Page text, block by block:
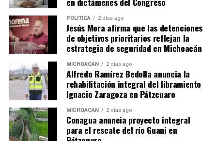
Relacionado
Paulina Rubio y Colate,
Solicitan orden de retención
POLÍTICA 2 días ago
Jesús Mora afirma que las detenciones
de objetivos prioritarios reflejan la
estrategia de seguridad en Michoacán
MICHOACÁN 2 días ago
Alfredo Ramírez Bedolla anuncia la
rehabilitación integral del libramiento
Ignacio Zaragoza en Pátzcuaro
MICHOACÁN 2 días ago
Conagua anuncia proyecto integral
para el rescate del río Guani en